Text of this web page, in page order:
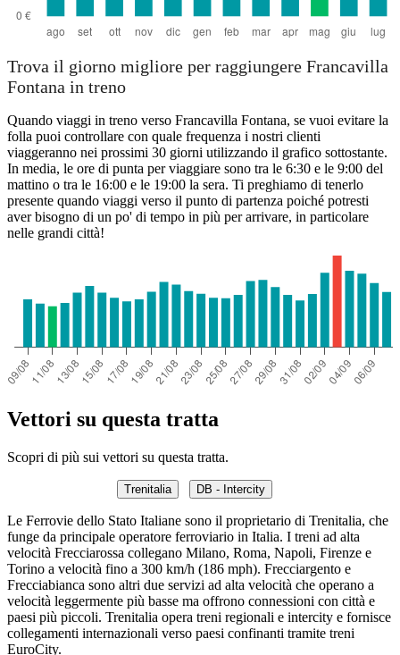
Trova il giorno migliore per raggiungere Francavilla
Fontana in treno
Quando viaggi in treno verso Francavilla Fontana, se vuoi evitare la
folla puoi controllare con quale frequenza i nostri clienti
viaggeranno nei prossimi 30 giorni utilizzando il grafico sottostante.
In media, le ore di punta per viaggiare sono tra le 6:30 e le 9:00 del
mattino o tra le 16:00 e le 19:00 la sera. Ti preghiamo di tenerlo
presente quando viaggi verso il punto di partenza poiché potresti
aver bisogno di un po' di tempo in più per arrivare, in particolare
nelle grandi città!
Vettori su questa tratta
Scopri di più sui vettori su questa tratta.
Trenitalia DB - Intercity
Le Ferrovie dello Stato Italiane sono il proprietario di Trenitalia, che
funge da principale operatore ferroviario in Italia. I treni ad alta
velocità Frecciarossa collegano Milano, Roma, Napoli, Firenze e
Torino a velocità fino a 300 km/h (186 mph). Frecciargento e
Frecciabianca sono altri due servizi ad alta velocità che operano a
velocità leggermente più basse ma offrono connessioni con città e
paesi più piccoli. Trenitalia opera treni regionali e intercity e fornisce
collegamenti internazionali verso paesi confinanti tramite treni
EuroCity.